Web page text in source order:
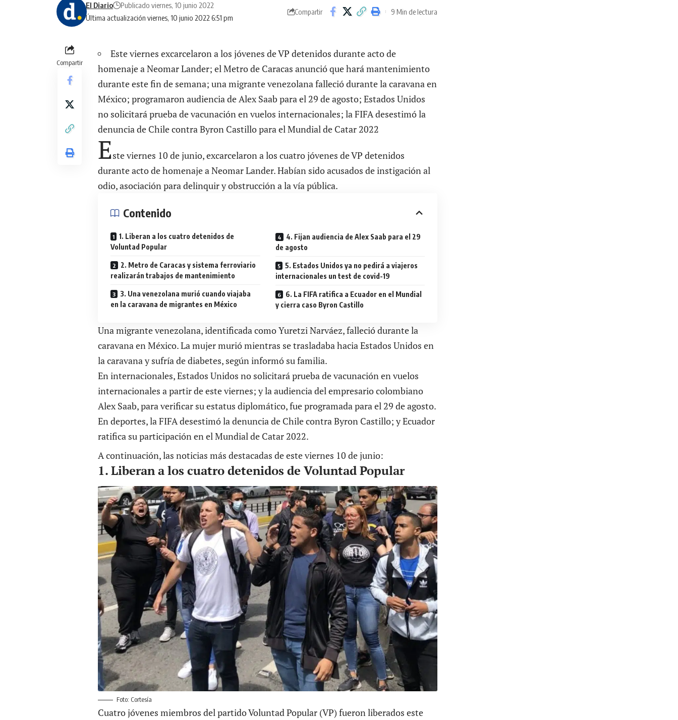
Última actualización viernes, 10 junio 2022 6:51 pm
El Diario Publicado viernes, 10 junio 2022
Compartir 9 Min de lectura
Compartir
Este viernes excarcelaron a los jóvenes de VP detenidos durante acto de
homenaje a Neomar Lander; el Metro de Caracas anunció que hará mantenimiento
durante este fin de semana; una migrante venezolana falleció durante la caravana en
México; programaron audiencia de Alex Saab para el 29 de agosto; Estados Unidos
no solicitará prueba de vacunación en vuelos internacionales; la FIFA desestimó la
denuncia de Chile contra Byron Castillo para el Mundial de Catar 2022
Este viernes 10 de junio, excarcelaron a los cuatro jóvenes de VP detenidos
durante acto de homenaje a Neomar Lander. Habían sido acusados de instigación al
odio, asociación para delinquir y obstrucción a la vía pública.
Contenido
1. Liberan a los cuatro detenidos de
Voluntad Popular
2. Metro de Caracas y sistema ferroviario
realizarán trabajos de mantenimiento
3. Una venezolana murió cuando viajaba
en la caravana de migrantes en México
4. Fijan audiencia de Alex Saab para el 29
de agosto
5. Estados Unidos ya no pedirá a viajeros
internacionales un test de covid-19
6. La FIFA ratifica a Ecuador en el Mundial
y cierra caso Byron Castillo
Una migrante venezolana, identificada como Yuretzi Narváez, falleció durante la
caravana en México. La mujer murió mientras se trasladaba hacia Estados Unidos en
la caravana y sufría de diabetes, según informó su familia.
En internacionales, Estados Unidos no solicitará prueba de vacunación en vuelos
internacionales a partir de este viernes; y la audiencia del empresario colombiano
Alex Saab, para verificar su estatus diplomático, fue programada para el 29 de agosto.
En deportes, la FIFA desestimó la denuncia de Chile contra Byron Castillo; y Ecuador
ratifica su participación en el Mundial de Catar 2022.
A continuación, las noticias más destacadas de este viernes 10 de junio:
1. Liberan a los cuatro detenidos de Voluntad Popular
Foto: Cortesía
Cuatro jóvenes miembros del partido Voluntad Popular (VP) fueron liberados este